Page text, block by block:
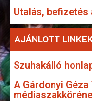
Utalás, befizetés
AJÁNLOTT
Szuhakálló
A Gárdonyi